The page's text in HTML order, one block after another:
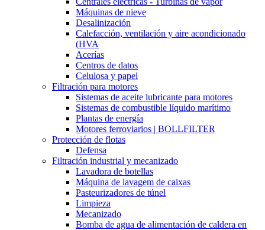
Máquinas de nieve
Desalinización
Calefacción, ventilación y aire acondicionado
(HVA
Acerías
Centros de datos
Celulosa y papel
Filtración para motores
Sistemas de aceite lubricante para motores
Sistemas de combustible líquido marítimo
Plantas de energía
Motores ferroviarios | BOLLFILTER
Protección de flotas
Defensa
Filtración industrial y mecanizado
Lavadora de botellas
Máquina de lavagem de caixas
Pasteurizadores de túnel
Limpieza
Mecanizado
Bomba de agua de alimentación de caldera en